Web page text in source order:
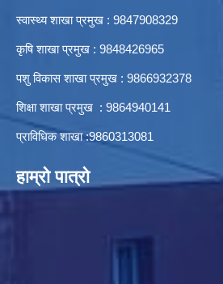
स्वास्थ्य शाखा प्रमुख : 9847908329
कृषि शाखा प्रमुख : 9848426965
पशु विकास शाखा प्रमुख : 9866932378
शिक्षा शाखा प्रमुख : 9864940141
प्राविधिक शाखा :9860313081
हाम्रो पात्रो